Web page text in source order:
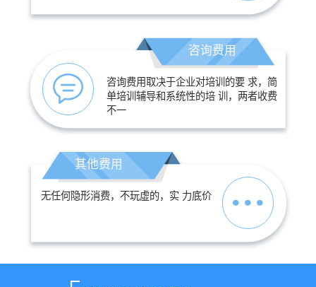
咨询费用
咨询费用取决于企业对培训的要 求，简
单培训辅导和系统性的培 训，两者收费
不一
其他费用
无任何隐形消费，不玩虚的，实 力底价